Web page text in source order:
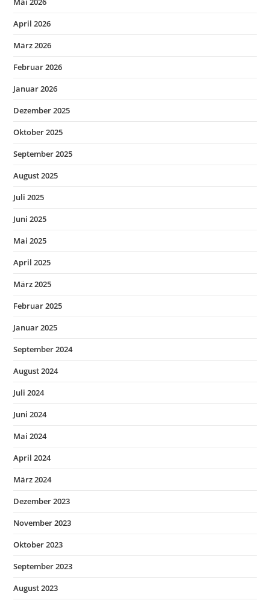
April 2026
März 2026
Februar 2026
Januar 2026
Dezember 2025
Oktober 2025
September 2025
August 2025
Juli 2025
Juni 2025
Mai 2025
April 2025
März 2025
Februar 2025
Januar 2025
September 2024
August 2024
Juli 2024
Juni 2024
Mai 2024
April 2024
März 2024
Dezember 2023
November 2023
Oktober 2023
September 2023
August 2023